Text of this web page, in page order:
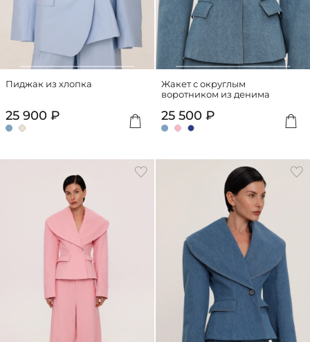
Пиджак из хлопка
25 900 ₽
Жакет с округлым
воротником из денима
25 500 ₽